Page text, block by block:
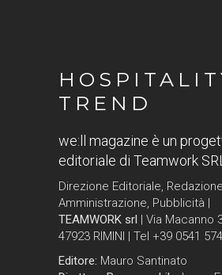
TREND
we:ll magazine è un
editoriale di Teamwork SRL
Direzione Editoriale,
Amministrazione, Pubblicità |
TEAMWORK srl | Via Macanno
47923 RIMINI | Tel +39 0541
Editore: Mauro Santinato